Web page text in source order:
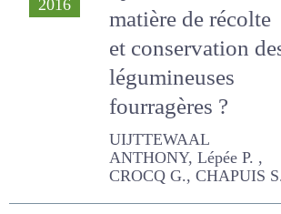
#227
Quoi de neuf en
matière de récolte
et conservation
des légumineuses
fourragères ?
UIJTTEWAAL ANTHONY,
Lépée P. , CROCQ G.,
CHAPUIS S.